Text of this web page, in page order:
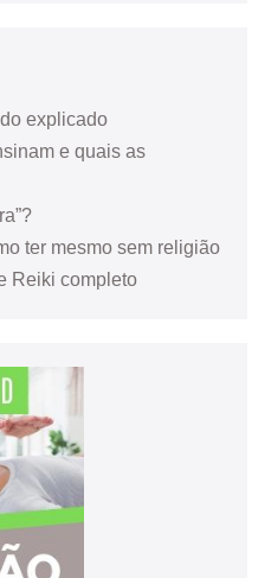
explicado
e quais as
ter mesmo sem religião
Reiki completo